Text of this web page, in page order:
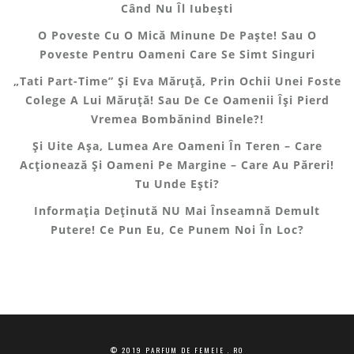
Când Nu Îl Iubești
O Poveste Cu O Mică Minune De Paște! Sau O
Poveste Pentru Oameni Care Se Simt Singuri
„Tati Part-Time” Și Eva Măruță, Prin Ochii Unei Foste
Colege A Lui Măruță! Sau De Ce Oamenii Își Pierd
Vremea Bombănind Binele?!
Și Uite Așa, Lumea Are Oameni În Teren – Care
Acționează Și Oameni Pe Margine – Care Au Păreri!
Tu Unde Ești?
Informația Deținută NU Mai Înseamnă Demult
Putere! Ce Pun Eu, Ce Punem Noi În Loc?
© 2019 PARFUM DE FEMEIE . RO